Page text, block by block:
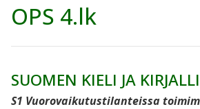
OPS 4.lk
SUOMEN KIELI JA
S1 Vuorovaikutustilanteissa